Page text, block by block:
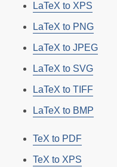
LaTeX to XPS
LaTeX to PNG
LaTeX to JPEG
LaTeX to SVG
LaTeX to TIFF
LaTeX to BMP
TeX to PDF
TeX to XPS